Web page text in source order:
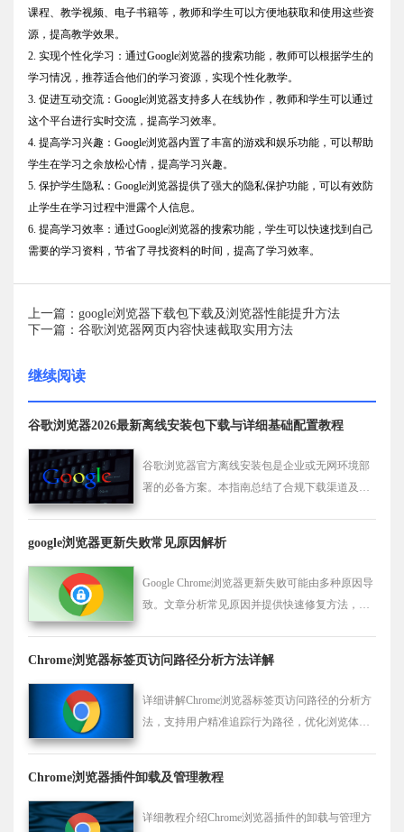
课程、教学视频、电子书籍等，教师和学生可以方便地获取和使用这些资
源，提高教学效果。
2. 实现个性化学习：通过Google浏览器的搜索功能，教师可以根据学生的
学习情况，推荐适合他们的学习资源，实现个性化教学。
3. 促进互动交流：Google浏览器支持多人在线协作，教师和学生可以通过
这个平台进行实时交流，提高学习效率。
4. 提高学习兴趣：Google浏览器内置了丰富的游戏和娱乐功能，可以帮助
学生在学习之余放松心情，提高学习兴趣。
5. 保护学生隐私：Google浏览器提供了强大的隐私保护功能，可以有效防
止学生在学习过程中泄露个人信息。
6. 提高学习效率：通过Google浏览器的搜索功能，学生可以快速找到自己
需要的学习资料，节省了寻找资料的时间，提高了学习效率。
上一篇：google浏览器下载包下载及浏览器性能提升方法
下一篇：谷歌浏览器网页内容快速截取实用方法
继续阅读
谷歌浏览器2026最新离线安装包下载与详细基础配置教程
谷歌浏览器官方离线安装包是企业或无网环境部
署的必备方案。本指南总结了合规下载渠道及安
google浏览器更新失败常见原因解析
Google Chrome浏览器更新失败可能由多种原因导
致。文章分析常见原因并提供快速修复方法，保
Chrome浏览器标签页访问路径分析方法详解
详细讲解Chrome浏览器标签页访问路径的分析方
法，支持用户精准追踪行为路径，优化浏览体验
Chrome浏览器插件卸载及管理教程
详细教程介绍Chrome浏览器插件的卸载与管理方